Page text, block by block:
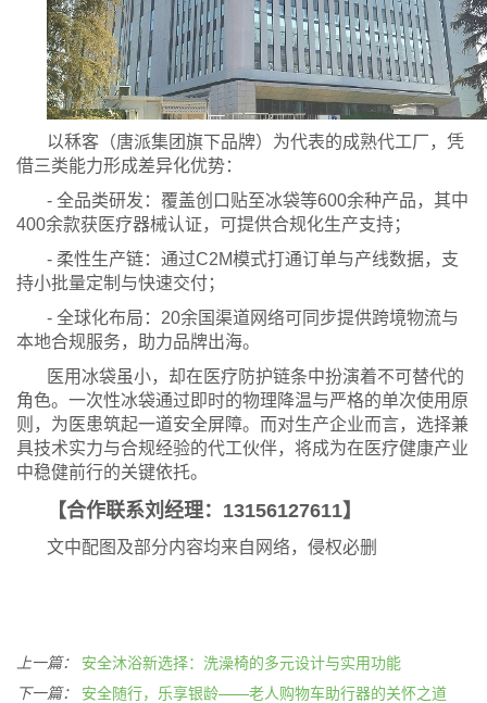
以秝客（唐派集团旗下品牌）为代表的成熟代工厂，凭
借三类能力形成差异化优势：
- 全品类研发：覆盖创口贴至冰袋等600余种产品，其中
400余款获医疗器械认证，可提供合规化生产支持；
- 柔性生产链：通过C2M模式打通订单与产线数据，支
持小批量定制与快速交付；
- 全球化布局：20余国渠道网络可同步提供跨境物流与
本地合规服务，助力品牌出海。
医用冰袋虽小，却在医疗防护链条中扮演着不可替代的
角色。一次性冰袋通过即时的物理降温与严格的单次使用原
则，为医患筑起一道安全屏障。而对生产企业而言，选择兼
具技术实力与合规经验的代工伙伴，将成为在医疗健康产业
中稳健前行的关键依托。
【合作联系刘经理：13156127611】
文中配图及部分内容均来自网络，侵权必删
上一篇： 安全沐浴新选择：洗澡椅的多元设计与实用功能
下一篇： 安全随行，乐享银龄——老人购物车助行器的关怀之道